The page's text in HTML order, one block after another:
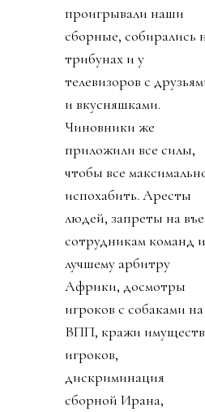
проигрывали наши
сборные, собирались
трибунах и у
телевизоров с
и вкусняшками.
Чиновники же
приложили все силы,
чтобы все
испохабить. Аресты
людей, запреты на
сотрудникам команд и
лучшему арбитру
Африки, досмотры
игроков с собаками на
ВПП, кражи
игроков,
дискриминация
сборной Ирана,